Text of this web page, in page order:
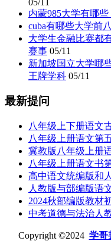
内蒙985大学有哪
cuba有哪些大学前
大学生金融比赛都
赛事 05/11
新加坡国立大学哪
王牌学科 05/11
最新提问
八年级上下册语文
八年级上册语文第
冀教版八年级上册
八年级上册语文书
高中语文统编版和
人教版与部编版语
2024秋部编版教材
中考道德与法治人
Copyright ©2024 学哥